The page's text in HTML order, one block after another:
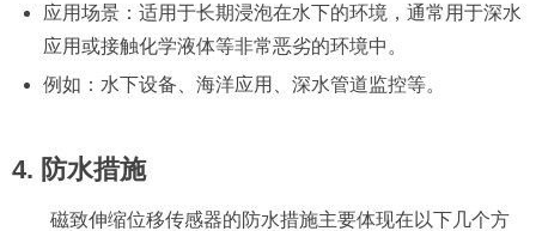
应用场景：适用于长期浸泡在水下的环境，通常用于深水
应用或接触化学液体等非常恶劣的环境中。
例如：水下设备、海洋应用、深水管道监控等。
4. 防水措施
磁致伸缩位移传感器的防水措施主要体现在以下几个方